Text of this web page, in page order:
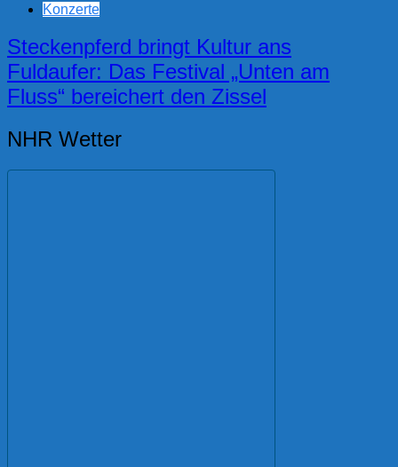
Konzerte
Steckenpferd bringt Kultur ans
Fuldaufer: Das Festival „Unten am
Fluss“ bereichert den Zissel
NHR Wetter